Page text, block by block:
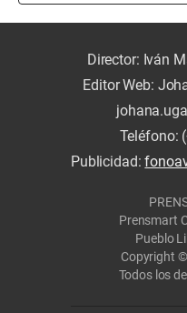
Director: Iván
Editor Web:
Teléfono:
Publicidad:
Prensmart
Pueblo
Copyright
Todos los